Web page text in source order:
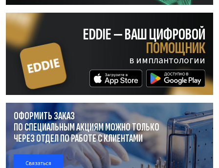
EDDIE — ВАШ ЦИФРОВОЙ
ПОМОЩНИК
в имплантологии
ОФОРМИТЬ ЗАКАЗ
ПО СПЕЦИАЛЬНЫМ АКЦИЯМ МОЖНО ТОЛЬКО
ЧЕРЕЗ ОТДЕЛПО РАБОТЕС КЛИЕНТАМИ
Связаться